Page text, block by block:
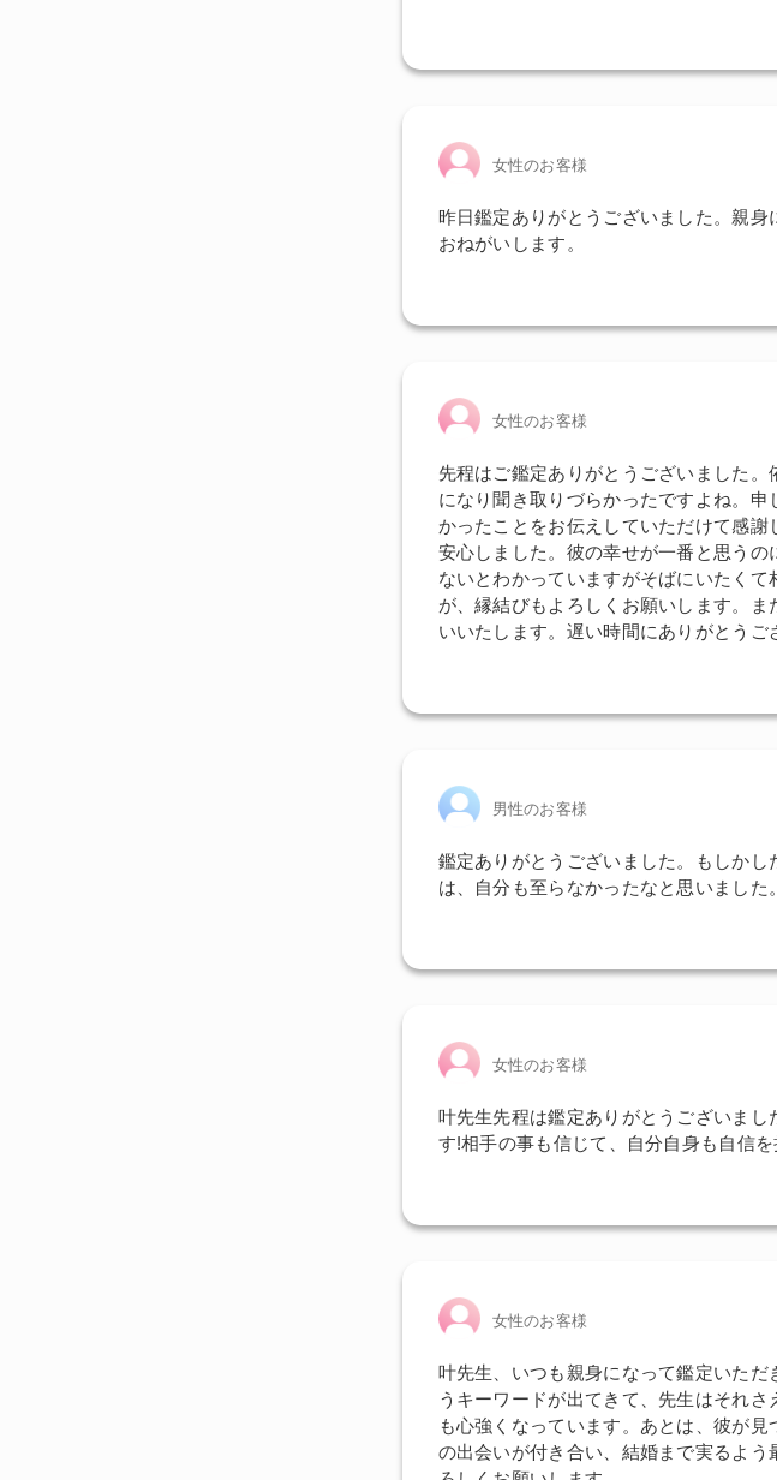
女性のお客様
昨日鑑定ありがとうございました。親
おねがいします。
女性のお客様
先程はご鑑定ありがとうございました
になり聞き取りづらかったですよね。
かったことをお伝えしていただけて感
安心しました。彼の幸せが一番と思う
ないとわかっていますがそばにいたく
が、縁結びもよろしくお願いします。
いいたします。遅い時間にありがとうご
男性のお客様
鑑定ありがとうございました。もしか
は、自分も至らなかったなと思いました
女性のお客様
叶先生先程は鑑定ありがとうございま
す!相手の事も信じて、自分自身も自信
女性のお客様
叶先生、いつも親身になって鑑定いた
うキーワードが出てきて、先生はそれ
も心強くなっています。あとは、彼が
の出会いが付き合い、結婚まで実るよ